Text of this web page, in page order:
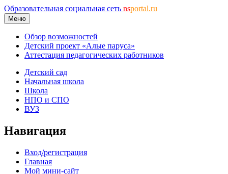
Образовательная социальная сеть nsportal.ru
Меню
Обзор возможностей
Детский проект «Алые паруса»
Аттестация педагогических работников
Детский сад
Начальная школа
Школа
НПО и СПО
ВУЗ
Навигация
Вход/регистрация
Главная
Мой мини-сайт